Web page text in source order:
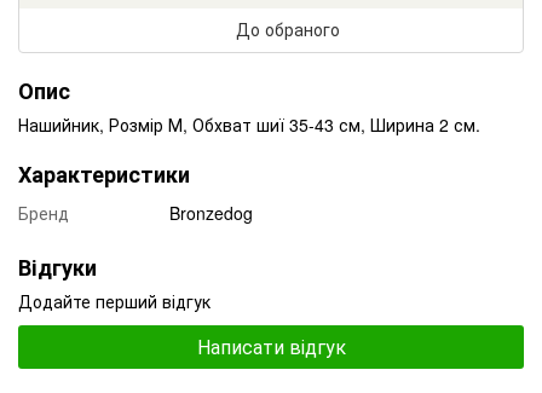
До обраного
Опис
Нашийник, Розмір М, Обхват шиї 35-43 см, Ширина 2 см.
Характеристики
Бренд Bronzedog
Відгуки
Додайте перший відгук
Написати відгук